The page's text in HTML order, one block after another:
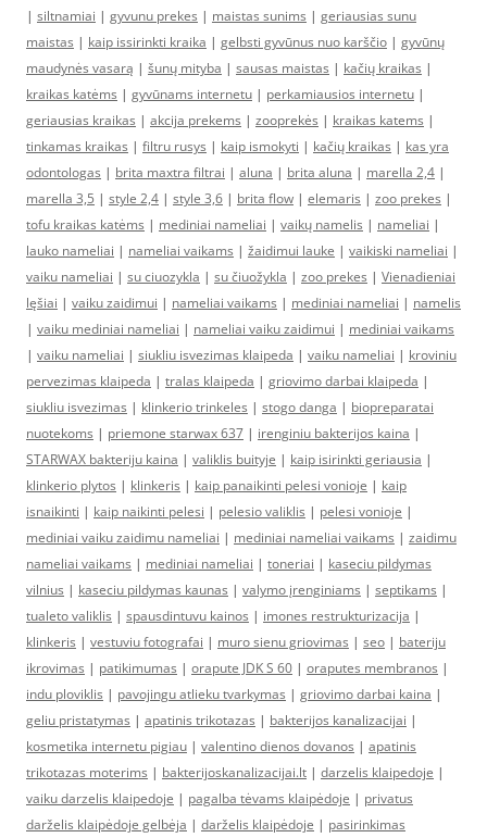
| siltnamiai | gyvunu prekes | maistas sunims | geriausias sunu
maistas | kaip issirinkti kraika | gelbsti gyvūnus nuo karščio | gyvūnų
maudynės vasarą | šunų mityba | sausas maistas | kačių kraikas |
kraikas katėms | gyvūnams internetu | perkamiausios internetu |
geriausias kraikas | akcija prekems | zooprekės | kraikas katems |
tinkamas kraikas | filtru rusys | kaip ismokyti | kačių kraikas | kas yra
odontologas | brita maxtra filtrai | aluna | brita aluna | marella 2,4 |
marella 3,5 | style 2,4 | style 3,6 | brita flow | elemaris | zoo prekes |
tofu kraikas katėms | mediniai nameliai | vaikų namelis | nameliai |
lauko nameliai | nameliai vaikams | žaidimui lauke | vaikiski nameliai |
vaiku nameliai | su ciuozykla | su čiuožykla | zoo prekes | Vienadieniai
lęšiai | vaiku zaidimui | nameliai vaikams | mediniai nameliai | namelis
| vaiku mediniai nameliai | nameliai vaiku zaidimui | mediniai vaikams
| vaiku nameliai | siukliu isvezimas klaipeda | vaiku nameliai | kroviniu
pervezimas klaipeda | tralas klaipeda | griovimo darbai klaipeda |
siukliu isvezimas | klinkerio trinkeles | stogo danga | biopreparatai
nuotekoms | priemone starwax 637 | irenginiu bakterijos kaina |
STARWAX bakteriju kaina | valiklis buityje | kaip isirinkti geriausia |
klinkerio plytos | klinkeris | kaip panaikinti pelesi vonioje | kaip
isnaikinti | kaip naikinti pelesi | pelesio valiklis | pelesi vonioje |
mediniai vaiku zaidimu nameliai | mediniai nameliai vaikams | zaidimu
nameliai vaikams | mediniai nameliai | toneriai | kaseciu pildymas
vilnius | kaseciu pildymas kaunas | valymo įrenginiams | septikams |
tualeto valiklis | spausdintuvu kainos | imones restrukturizacija |
klinkeris | vestuviu fotografai | muro sienu griovimas | seo | bateriju
ikrovimas | patikimumas | orapute JDK S 60 | oraputes membranos |
indu ploviklis | pavojingu atlieku tvarkymas | griovimo darbai kaina |
geliu pristatymas | apatinis trikotazas | bakterijos kanalizacijai |
kosmetika internetu pigiau | valentino dienos dovanos | apatinis
trikotazas moterims | bakterijoskanalizacijai.lt | darzelis klaipedoje |
vaiku darzelis klaipedoje | pagalba tėvams klaipėdoje | privatus
darželis klaipėdoje gelbėja | darželis klaipėdoje | pasirinkimas